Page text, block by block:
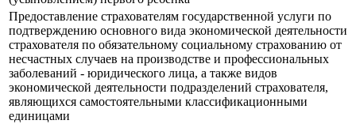
Предоставление страхователям государственной услуги по
подтверждению основного вида экономической деятельности
страхователя по обязательному социальному страхованию от
несчастных случаев на производстве и профессиональных
заболеваний - юридического лица, а также видов
экономической деятельности подразделений страхователя,
являющихся самостоятельными классификационными
единицами